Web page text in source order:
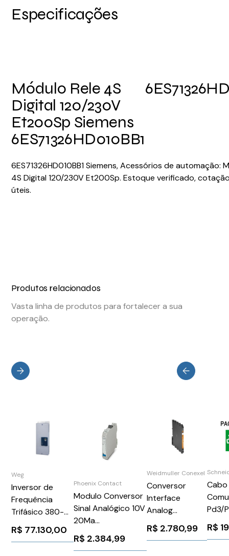
Especificações
Módulo Rele 4S
Digital 120/230V
Et200Sp Siemens
6ES71326HD010BB1
6ES71326HD010BB1 Siemens, Acessórios de automação:
4S Digital 120/230V Et200Sp. Estoque verificado,
úteis.
Produtos relacionados
Vasta linha de produtos para fortalecer a sua
operação.
Weg
Inversor de
Frequência
Trifásico 380-
480V 242A
150CV RFI
CFW110242T4SZ
R$ 77.130,00
Phoenix Contact
Modulo Conversor
Sinal Analógico 10V
20Ma
MACXMCRUIUIUPNC
Phoenix Contact
R$ 2.384,99
Weidmuller Conexel
Conversor
Interface
Analog
Parafuso 2S
ACT20MAI2AOS
R$ 2.780,99
Cabo
Pd3/
R$